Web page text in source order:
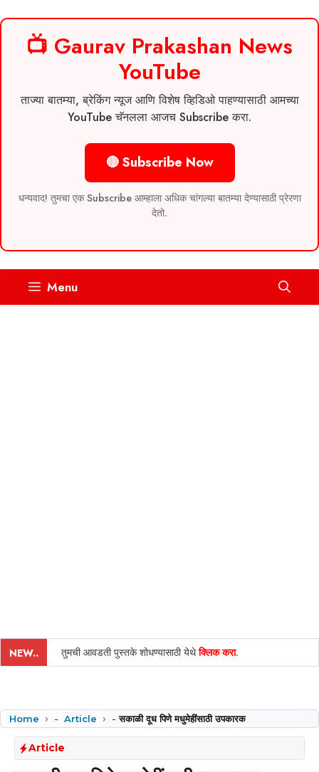
📺 Gaurav Prakashan News
YouTube
ताज्या बातम्या, ब्रेकिंग न्यूज आणि विशेष व्हिडिओ पाहण्यासाठी आमच्या
YouTube चॅनलला आजच Subscribe करा.
🔴 Subscribe Now
धन्यवाद! तुमचा एक Subscribe आम्हाला अधिक चांगल्या बातम्या देण्यासाठी प्रेरणा
देतो.
Menu
NEW.. तुमची आवडती पुस्तके शोधण्यासाठी येथेक्लिक करा.
Home - Article -सकाळी दूध पिणे मधुमेहींसाठी उपकारक
Article